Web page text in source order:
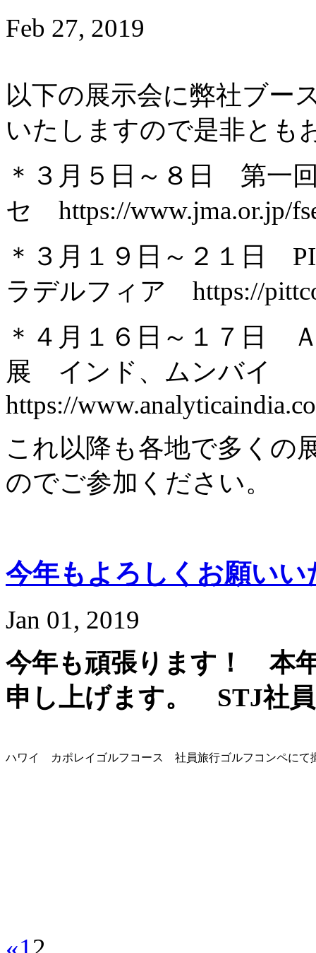
Feb 27, 2019
以下の展示会に弊社ブー
いたしますので是非とも
＊３月５日～８日 第一
セ https://www.jma.or.jp/
＊３月１９日～２１日
ラデルフィア https://
＊４月１６日～１７日
展 インド、ムンバイ
https://
これ以降も各地で多くの
のでご参加ください。
今年もよろしくお願いい
Jan 01, 2019
今年も頑張ります！ 本
申し上げます。 STJ社
ハワイ カポレイゴルフコース 社員旅行ゴルフコンペにて